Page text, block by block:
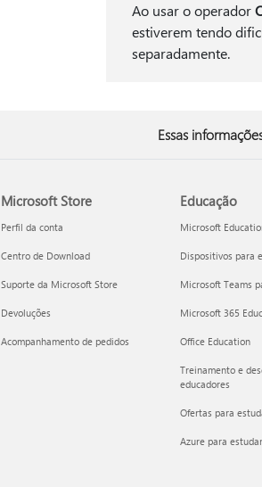
Ao usar o operador
estiverem tendo
separadamente.
Essas
Microsoft Store
Perfil da conta
Centro de Download
Suporte da Microsoft Store
Devoluções
Acompanhamento de pedidos
Educação
Microsoft
Dispositivos para
Microsoft Teams
Microsoft 365
Office Education
Treinamento e
educadores
Ofertas para
Azure para